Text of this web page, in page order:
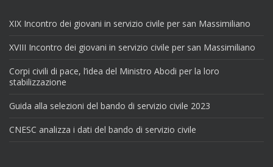
XIX Incontro dei giovani in servizio civile per san Massimiliano
XVIII Incontro dei giovani in servizio civile per san Massimiliano
Corpi civili di pace, l’idea del Ministro Abodi per la loro
stabilizzazione
Guida alla selezioni del bando di servizio civile 2023
CNESC analizza i dati del bando di servizio civile